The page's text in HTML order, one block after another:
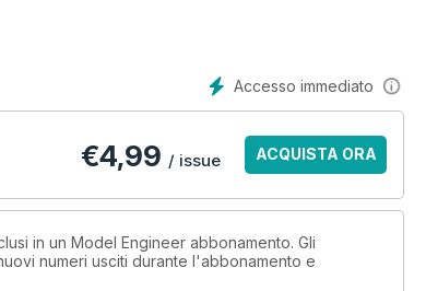
Accesso immediato
€4,99 / issue ACQUISTA ORA
in un Model Engineer abbonamento. Gli
numeri usciti durante l'abbonamento e